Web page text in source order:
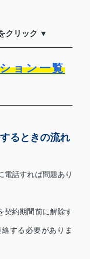
クリック ▼
ョン一覧
るときの流れ
電話すれば問題あり
契約期間前に解除す
する必要がありま